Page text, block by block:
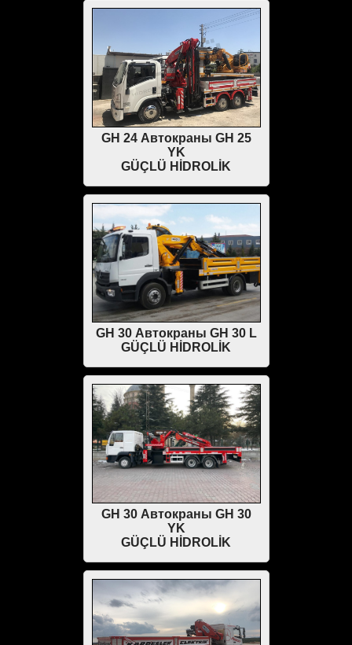
GH 24 Автокраны GH 25
YK
GÜÇLÜ HİDROLİK
GH 30 Автокраны GH 30 L
GÜÇLÜ HİDROLİK
GH 30 Автокраны GH 30
YK
GÜÇLÜ HİDROLİK